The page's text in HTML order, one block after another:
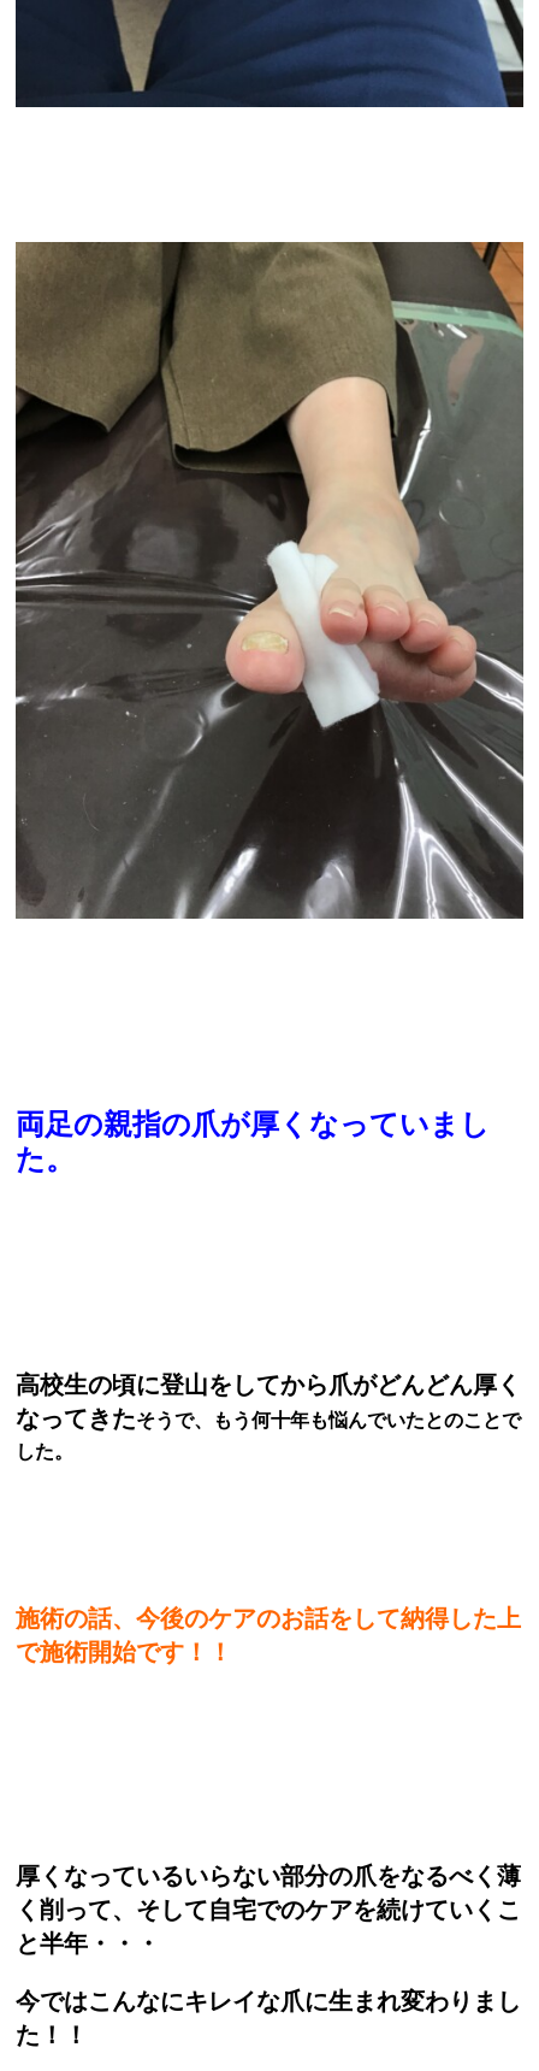
両足の親指の爪が厚くなっていまし
た。
高校生の頃に登山をしてから爪がどんどん厚く
なってきたそうで、もう何十年も悩んでいたとのことで
した。
施術の話、今後のケアのお話をして納得した上
で施術開始です！！
厚くなっているいらない部分の爪をなるべく薄
く削って、そして自宅でのケアを続けていくこ
と半年・・・
今ではこんなにキレイな爪に生まれ変わりまし
た！！